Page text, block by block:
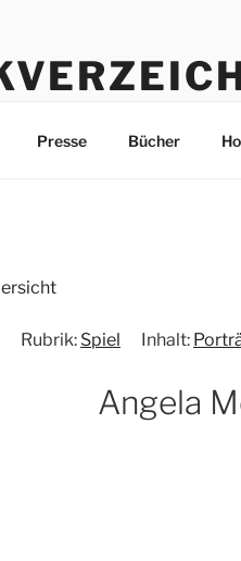
Presse Bücher
Rubrik: Spiel Inhalt:
Angela